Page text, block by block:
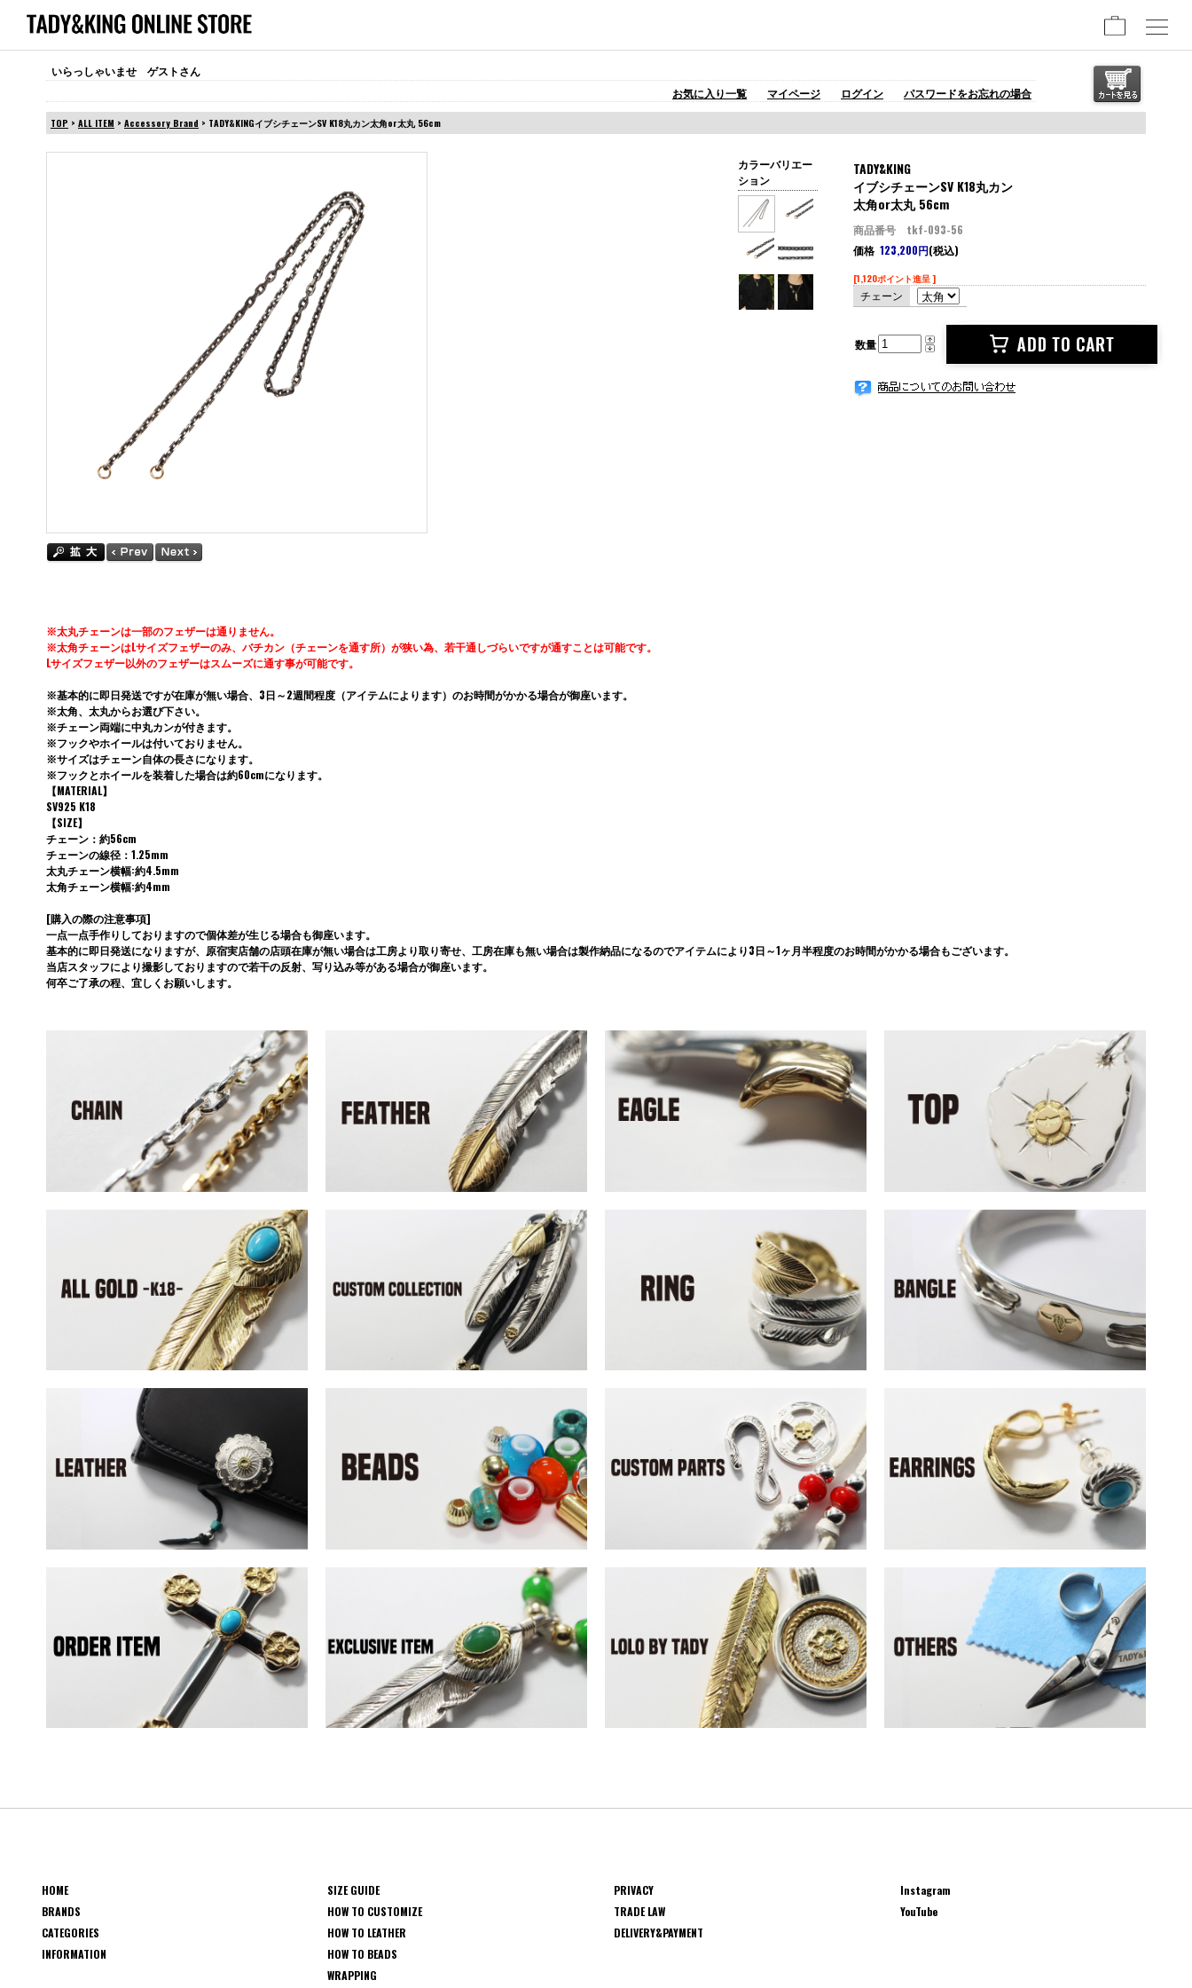
いらっしゃいませ ゲストさん
お気に入り一覧
マイページ ログイン パスワードをお忘れの場合
TOP > ALL ITEM > Accessory Brand > TADY&KINGイブシチェーンSV K18丸カン太角or太丸 56cm
TADY&KING
イブシチェーンSV K18丸カン
太角or太丸 56cm
商品番号 tkf-093-56
価格 123,200円(税込)
[1,120ポイント進呈 ]
チェーン
数量
カラーバリエー
ション
※太丸チェーンは一部のフェザーは通りません。
※太角チェーンはLサイズフェザーのみ、バチカン（チェーンを通す所）が狭い為、若干通しづらいですが通すことは可能です。
Lサイズフェザー以外のフェザーはスムーズに通す事が可能です。
※基本的に即日発送ですが在庫が無い場合、3日～2週間程度（アイテムによります）のお時間がかかる場合が御座います。
※太角、太丸からお選び下さい。
※チェーン両端に中丸カンが付きます。
※フックやホイールは付いておりません。
※サイズはチェーン自体の長さになります。
※フックとホイールを装着した場合は約60cmになります。
【MATERIAL】
SV925 K18
【SIZE】
チェーン：約56cm
チェーンの線径：1.25mm
太丸チェーン横幅:約4.5mm
太角チェーン横幅:約4mm
[購入の際の注意事項]
一点一点手作りしておりますので個体差が生じる場合も御座います。
基本的に即日発送になりますが、原宿実店舗の店頭在庫が無い場合は工房より取り寄せ、工房在庫も無い場合は製作納品になるのでアイテムにより3日～1ヶ月半程度のお時間がかかる場合もございます。
当店スタッフにより撮影しておりますので若干の反射、写り込み等がある場合が御座います。
何卒ご了承の程、宜しくお願いします。
HOME
BRANDS
CATEGORIES
INFORMATION
SIZE GUIDE
HOW TO CUSTOMIZE
HOW TO LEATHER
HOW TO BEADS
WRAPPING
PRIVACY
TRADE LAW
DELIVERY&PAYMENT
Instagram
YouTube